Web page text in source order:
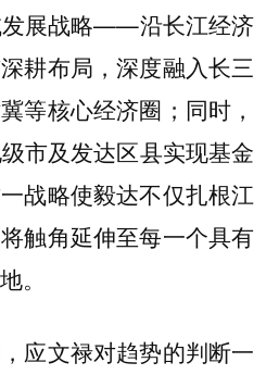
发展战略——沿长江经济
耕布局，深度融入长三
等核心经济圈；同时，
市及发达区县实现基金
战略使毅达不仅扎根江
触角延伸至每一个具有
。
应文禄对趋势的判断一